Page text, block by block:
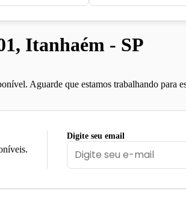
Itanhaém - SP
Aguarde que estamos trabalhando para
Digite seu email